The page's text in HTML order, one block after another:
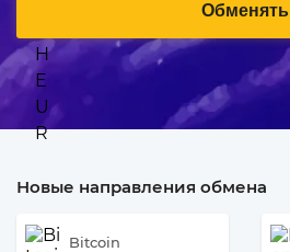
Обменять
Новые направления обмена
Bitcoin